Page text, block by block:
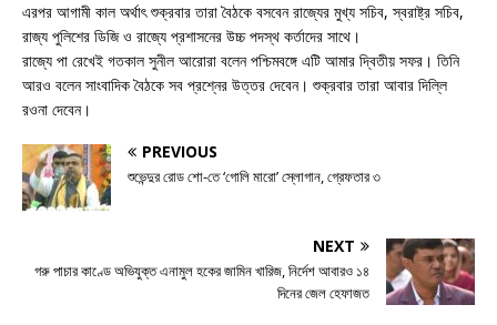
এরপর আগামী কাল অর্থাৎ শুক্রবার তারা বৈঠকে বসবেন রাজ্যের মুখ্য সচিব, স্বরাষ্ট্র সচিব,
রাজ্য পুলিশের ডিজি ও রাজ্যে প্রশাসনের উচ্চ পদস্থ কর্তাদের সাথে।
রাজ্যে পা রেখেই গতকাল সুনীল আরোরা বলেন পশ্চিমবঙ্গে এটি আমার দ্বিতীয় সফর। তিনি
আরও বলেন সাংবাদিক বৈঠকে সব প্রশ্নের উত্তর দেবেন। শুক্রবার তারা আবার দিল্লি
রওনা দেবেন।
PREVIOUS
শুভেন্দুর রোড শো-তে ‘গোলি মারো’ স্লোগান, গ্রেফতার ৩
NEXT
গরু পাচার কাণ্ডে অভিযুক্ত এনামুল হকের জামিন খারিজ, নির্দেশ আবারও ১৪
দিনের জেল হেফাজত